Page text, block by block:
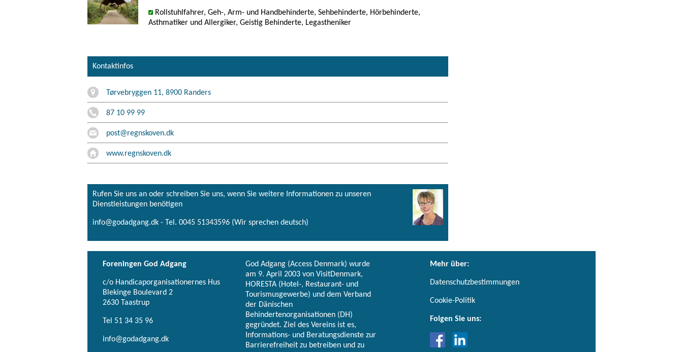
Rollstuhlfahrer, Geh-, Arm- und Handbehinderte, Sehbehinderte, Hörbehinderte,
Asthmatiker und Allergiker, Geistig Behinderte, Legastheniker
Kontaktinfos
Tørvebryggen 11, 8900 Randers
87 10 99 99
post@regnskoven.dk
www.regnskoven.dk
Rufen Sie uns an oder schreiben Sie uns, wenn Sie weitere Informationen zu unseren
Dienstleistungen benötigen
info@godadgang.dk - Tel. 0045 51343596 (Wir sprechen deutsch)
Foreningen God Adgang
c/o Handicaporganisationernes Hus
Blekinge Boulevard 2
2630 Taastrup
Tel 51 34 35 96
info@godadgang.dk
God Adgang (Access Denmark) wurde
am 9. April 2003 von VisitDenmark,
HORESTA (Hotel-, Restaurant- und
Tourismusgewerbe) und dem Verband
der Dänischen
Behindertenorganisationen (DH)
gegründet. Ziel des Vereins ist es,
Informations- und Beratungsdienste zur
Barrierefreiheit zu betreiben und zu
Mehr über:
Datenschutzbestimmungen
Cookie-Politik
Folgen Sie uns: